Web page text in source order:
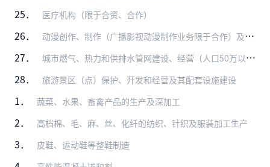
25． 医疗机构（限于合资、合作）
26． 动漫创作、制作（广播影视动漫制作业务限于合作）及衍生品开发（音像制品和电子出版物的出版、制作业务除外）
27． 城市燃气、热力和供排水管网建设、经营（人口50万以上城市中方控股）
28． 旅游景区（点）保护、开发和经营及其配套设施建设
1． 蔬菜、水果、畜禽产品的生产及深加工
2． 高档棉、毛、麻、丝、化纤的纺织、针织及服装加工生产
3． 皮鞋、运动鞋等整鞋制造